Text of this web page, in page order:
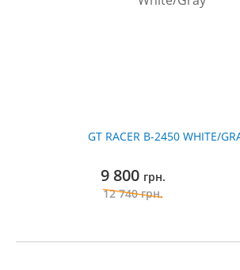
GT RACER B-2450 WHITE/
9 800 грн.
12 740грн.